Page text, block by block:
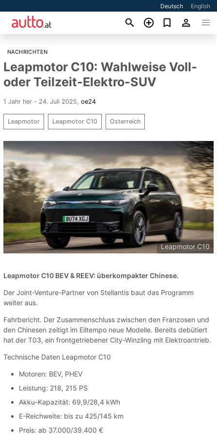
Deutsch English
NACHRICHTEN
Leapmotor C10: Wahlweise Voll-
oder Teilzeit-Elektro-SUV
1 Jahr her - 24. Juli 2025 oe24
Leapmotor Leapmotor C10 Osterreich
Leapmotor C10
Leapmotor C10 BEV & REEV: überkompakter Chinese.
Der Joint-Venture-Partner von Stellantis baut das Programm
weiter aus.
Fahrbericht. Der Zusammenschluss zwischen den Franzosen und
den Chinesen zeitigt im Eiltempo neue Modelle. Bereits debütiert
hat der T03, ein frontgetriebener City-Winzling mit Elektroantrieb.
Technische Daten Leapmotor C10
Motoren: BEV, PHEV
Leistung: 218, 215 PS
Akku-Kapazität: 69,9/28,4 kWh
E-Reichweite: bis zu 425/145 km
Preis: ab 37.000/39.400 €